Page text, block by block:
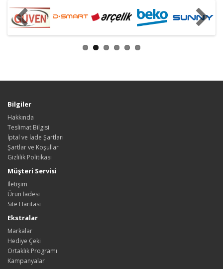
Bilgiler
Hakkında
Teslimat Bilgisi
İptal ve İade Şartları
Şartlar ve Koşullar
Gizlilik Politikası
Müşteri Servisi
İletişim
Ürün İadesi
Site Haritası
Ekstralar
Markalar
Hediye Çeki
Ortaklık Programı
Kampanyalar